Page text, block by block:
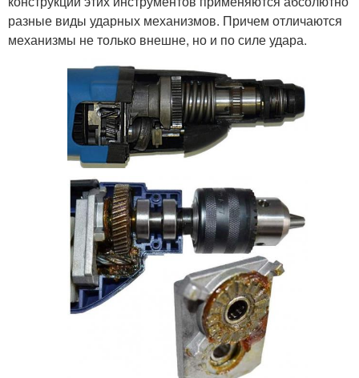
разные виды ударных механизмов. Причем отличаются
механизмы не только внешне, но и по силе удара.